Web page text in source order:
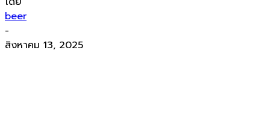
beer
-
สิงหาคม 13, 2025